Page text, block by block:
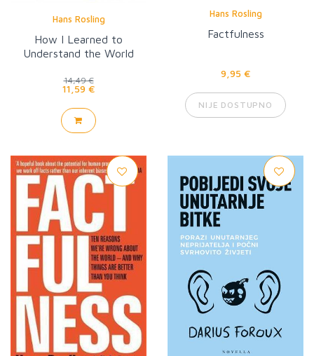
Hans Rosling
How I Learned to
Understand the World
14,49 €
11,59 €
Hans Rosling
Factfulness
9,95 €
NIJE DOSTUPNO